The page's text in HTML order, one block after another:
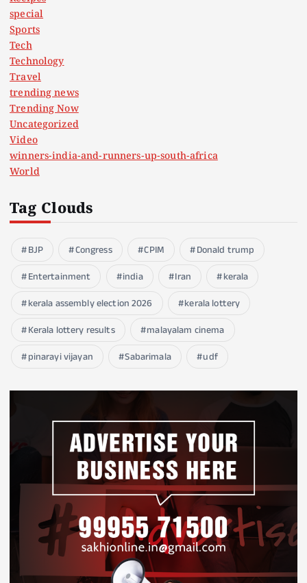
special
Sports
Tech
Technology
Travel
trending news
Trending Now
Uncategorized
Video
winners-india-and-runners-up-south-africa
World
Tag Clouds
BJP Congress CPIM
Donald trump
Entertainment
india Iran
kerala
kerala assembly election 2026
kerala lottery
Kerala lottery results
malayalam cinema
pinarayi vijayan
Sabarimala udf